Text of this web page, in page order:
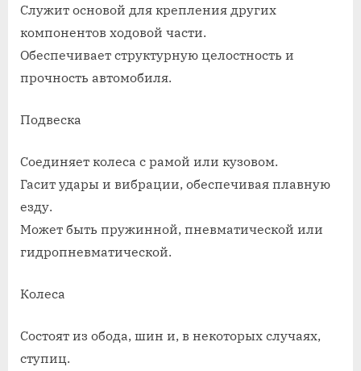
Служит основой для крепления других
компонентов ходовой части.
Обеспечивает структурную целостность и
прочность автомобиля.
Подвеска
Соединяет колеса с рамой или кузовом.
Гасит удары и вибрации, обеспечивая плавную
езду.
Может быть пружинной, пневматической или
гидропневматической.
Колеса
Состоят из обода, шин и, в некоторых случаях,
ступиц.